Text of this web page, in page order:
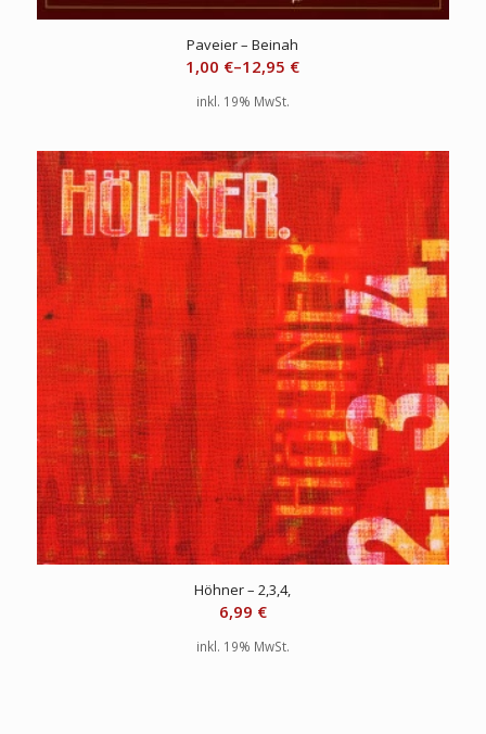
Paveier – Beinah
1,00 €–12,95 €
inkl. 19% MwSt.
Höhner – 2,3,4,
6,99 €
inkl. 19% MwSt.